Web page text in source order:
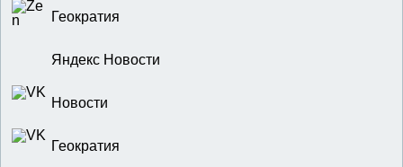
Геократия
Яндекс Новости
Новости
Геократия